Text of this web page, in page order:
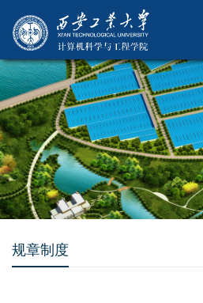
规章制度